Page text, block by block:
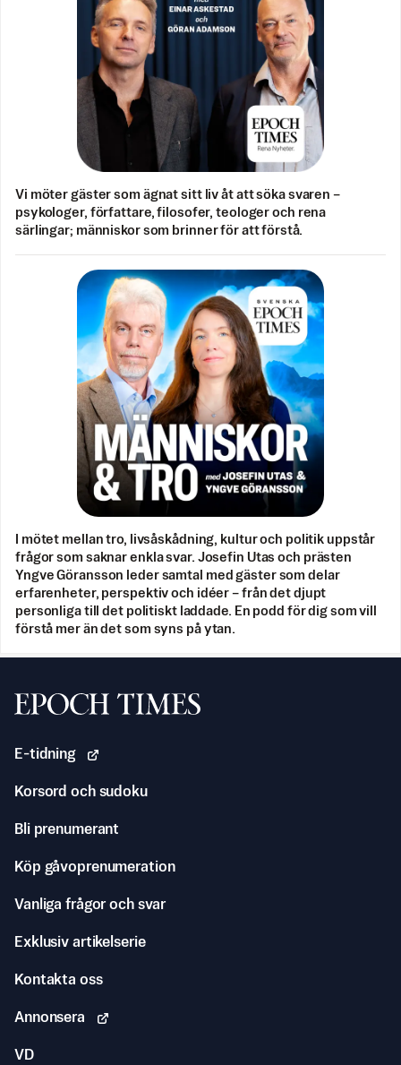
Vi möter gäster som ägnat sitt liv åt att söka svaren –
psykologer, författare, filosofer, teologer och rena
särlingar; människor som brinner för att förstå.
I mötet mellan tro, livsåskådning, kultur och politik uppstår
frågor som saknar enkla svar. Josefin Utas och prästen
Yngve Göransson leder samtal med gäster som delar
erfarenheter, perspektiv och idéer – från det djupt
personliga till det politiskt laddade. En podd för dig som vill
förstå mer än det som syns på ytan.
Svenska Epoch Times
E-tidning
Korsord och sudoku
Bli prenumerant
Köp gåvoprenumeration
Vanliga frågor och svar
Exklusiv artikelserie
Kontakta oss
Annonsera
VD